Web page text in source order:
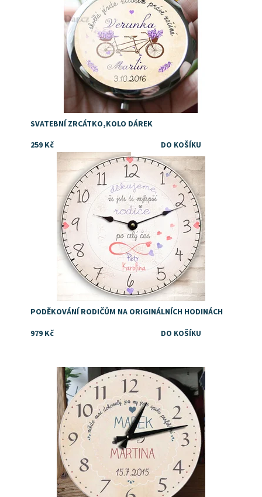
SVATEBNÍ ZRCÁTKO,KOLO DÁREK
259 Kč
Dostupnost:
Skladem
PODĚKOVÁNÍ RODIČŮM NA ORIGINÁLNÍCH HODINÁCH
979 Kč
Dostupnost: Skladem